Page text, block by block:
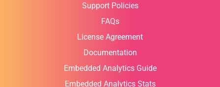
Support Policies
FAQs
License Agreement
Documentation
Embedded Analytics Guide
Embedded Analytics Stats